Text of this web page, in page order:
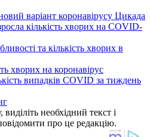
варіант коронавірусу Цикада
кількість хворих на COVID-
та кількість хворих в
хворих на коронавірус
випадків COVID за тиждень
необхідний текст і
про це редакцію.